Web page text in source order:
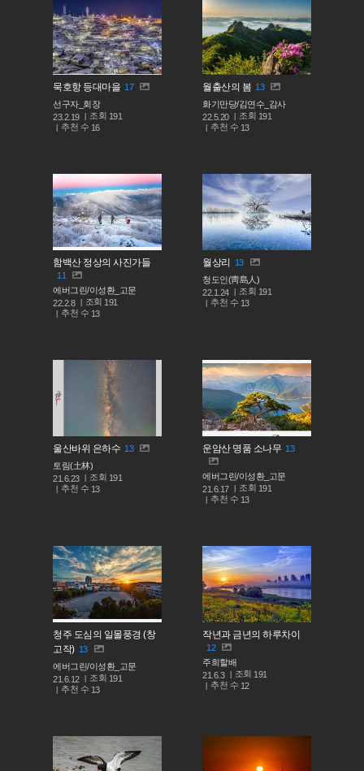
묵호항 등대마을 17
선구자_회장
23.2.19
조회 191
추천 수 16
월출산의 봄 13
화기만당/김연수_감사
22.5.20
조회 191
추천 수 13
함백산 정상의 사진가들
11
에버그린/이성환_고문
22.2.8
조회 191
추천 수 13
월상리
13
청도인(靑島人)
22.1.24
조회 191
추천 수 13
울산바위 은하수 13
토림(土林)
21.6.23
조회 191
추천 수 13
운암산 명품 소나무 13
에버그린/이성환_고문
21.6.17
조회 191
추천 수 13
청주 도심의 일몰풍경 (창
고작) 13
에버그린/이성환_고문
21.6.12
조회 191
추천 수 13
작년과 금년의 하루차이
12
주희할배
21.6.3
조회 191
추천 수 12